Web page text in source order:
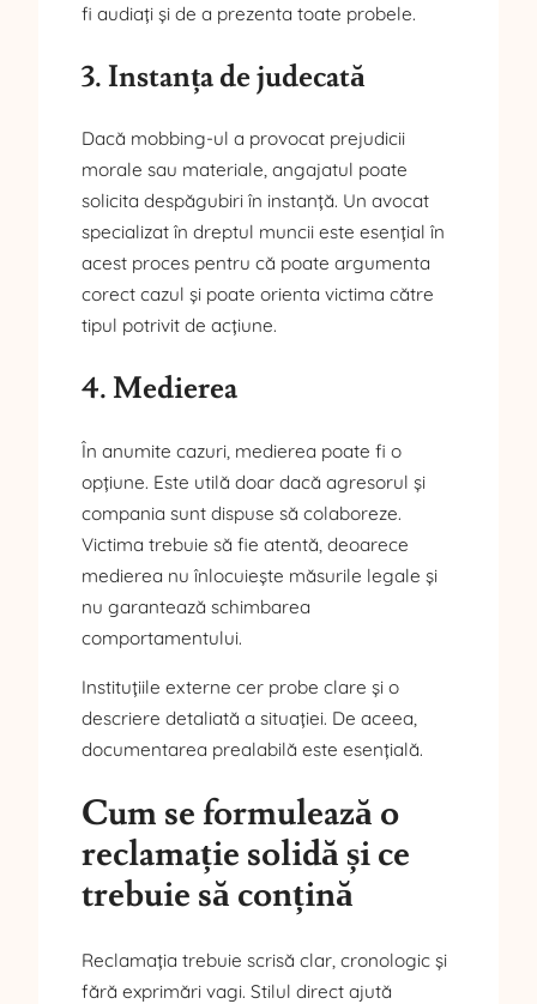
fi audiați și de a prezenta toate probele.
3. Instanța de judecată
Dacă mobbing-ul a provocat prejudicii
morale sau materiale, angajatul poate
solicita despăgubiri în instanță. Un avocat
specializat în dreptul muncii este esențial în
acest proces pentru că poate argumenta
corect cazul și poate orienta victima către
tipul potrivit de acțiune.
4. Medierea
În anumite cazuri, medierea poate fi o
opțiune. Este utilă doar dacă agresorul și
compania sunt dispuse să colaboreze.
Victima trebuie să fie atentă, deoarece
medierea nu înlocuiește măsurile legale și
nu garantează schimbarea
comportamentului.
Instituțiile externe cer probe clare și o
descriere detaliată a situației. De aceea,
documentarea prealabilă este esențială.
Cum se formulează o
reclamație solidă și ce
trebuie să conțină
Reclamația trebuie scrisă clar, cronologic și
fără exprimări vagi. Stilul direct ajută